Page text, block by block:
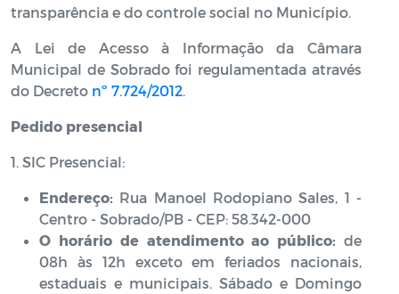
transparência e do controle social no Município.
A Lei de Acesso à Informação da Câmara
Municipal de Sobrado foi regulamentada através
do Decreto nº 7.724/2012
Pedido presencial
1. SIC Presencial:
Endereço: Rua Manoel Rodopiano Sales, 1 -
Centro - Sobrado/PB - CEP: 58.342-000
O horário de atendimento ao público: de
08h às 12h exceto em feriados nacionais,
estaduais e municipais. Sábado e Domingo